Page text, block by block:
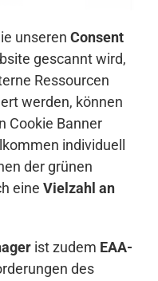
unseren Consent
gescannt wird,
Ressourcen
werden, können
Cookie Banner
individuell
der grünen
eine Vielzahl an
ist zudem EAA-
des